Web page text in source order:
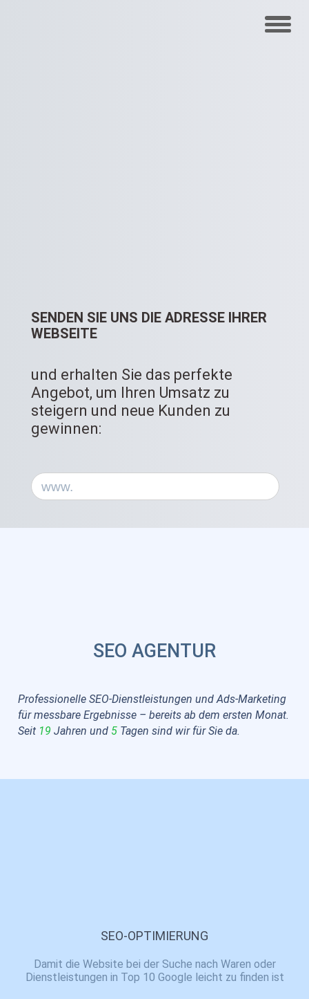
SENDEN SIE UNS DIE ADRESSE IHRER
WEBSEITE
und erhalten Sie das perfekte
Angebot, um Ihren Umsatz zu
steigern und neue Kunden zu
gewinnen:
SEO AGENTUR
Professionelle SEO-Dienstleistungen und Ads-Marketing
für messbare Ergebnisse – bereits ab dem ersten Monat.
Seit 19 Jahren und 5 Tagen sind wir für Sie da.
SEO-OPTIMIERUNG
Damit die Website bei der Suche nach Waren oder
Dienstleistungen in Top 10 Google leicht zu finden ist